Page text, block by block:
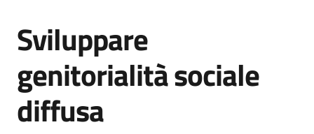
Adolescenza
Centri
estivi
Sviluppare
genitorialità sociale
diffusa